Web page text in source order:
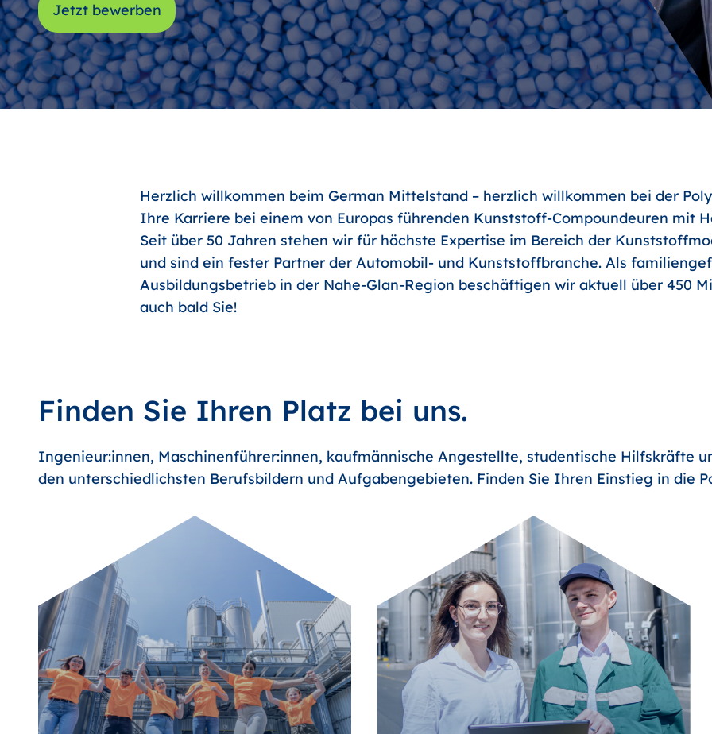
Jetzt bewerben
Herzlich willkommen beim German Mittelstand – herzlich willkommen bei der
Ihre Karriere bei einem von Europas führenden Kunststoff-Compoundeuren mit
Seit über 50 Jahren stehen wir für höchste Expertise im Bereich der
und sind ein fester Partner der Automobil- und Kunststoffbranche. Als
Ausbildungsbetrieb in der Nahe-Glan-Region beschäftigen wir aktuell über 450
auch bald Sie!
Finden Sie Ihren Platz bei uns.
Ingenieur:innen, Maschinenführer:innen, kaufmännische Angestellte, studentische Hilfskräfte
den unterschiedlichsten Berufsbildern und Aufgabengebieten. Finden Sie Ihren Einstieg in die